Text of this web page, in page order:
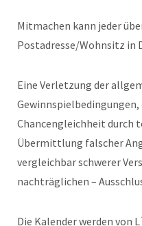
Mitmachen kann jeder
Postadresse/Wohnsitz in
Eine Verletzung der
Chancengleichheit durch
Übermittlung falscher
vergleichbar schwerer
nachträglichen –
Die Kalender werden von